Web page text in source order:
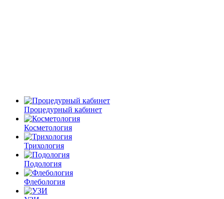
Процедурный кабинет
Косметология
Трихология
Подология
Флебология